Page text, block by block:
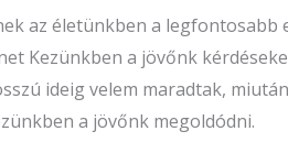
az életünkben a
Kezünkben a jövőnk
ideig velem maradtak,
a jövőnk megoldódni.